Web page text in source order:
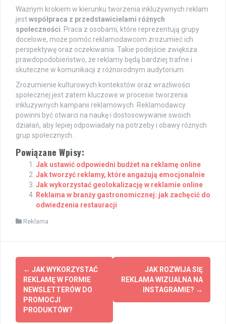
Ważnym krokiem w kierunku tworzenia inkluzywnych reklam
jestwspółpraca z przedstawicielami różnych
społeczności . Praca z osobami, które reprezentują grupy
docelowe, może pomóc reklamodawcom zrozumieć ich
perspektywę oraz oczekiwania. Takie podejście zwiększa
prawdopodobieństwo, że reklamy będą bardziej trafne i
skuteczne w komunikacji z różnorodnym audytorium.
Zrozumienie kulturowych kontekstów oraz wrażliwości
społecznej jest zatem kluczowe w procesie tworzenia
inkluzywnych kampanii reklamowych. Reklamodawcy
powinni być otwarci na naukę i dostosowywanie swoich
działań, aby lepiej odpowiadały na potrzeby i obawy różnych
grup społecznych.
Powiązane Wpisy:
Jak ustawić odpowiedni budżet na reklamę online
Jak tworzyć reklamy, które angażują emocjonalnie
Jak wykorzystać geolokalizację w reklamie online
Reklama w branży gastronomicznej: jak zachęcić do
odwiedzenia restauracji
Reklama
Post
navigation
← JAK WYKORZYSTAĆ
REKLAMĘ W FORMIE
NEWSLETTERÓW DO
PROMOCJI
PRODUKTÓW?
JAK ROZWIJA SIĘ
REKLAMA WIZUALNA NA
INSTAGRAMIE? →